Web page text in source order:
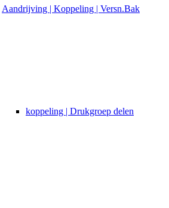
Aandrijving | Koppeling | Versn.Bak
koppeling | Drukgroep delen